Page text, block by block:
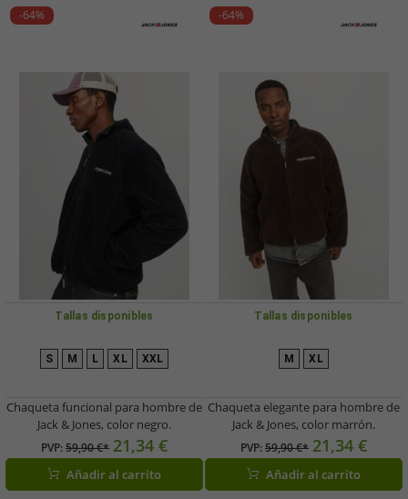
-64%
Tallas disponibles
S M L XL XXL
Chaqueta funcional para hombre de
Jack & Jones, color negro.
PVP:59,90 €* 21,34 €
Añadir al carrito
-64%
Tallas disponibles
M XL
Chaqueta elegante para hombre de
Jack & Jones, color marrón.
PVP:59,90 €* 21,34 €
Añadir al carrito